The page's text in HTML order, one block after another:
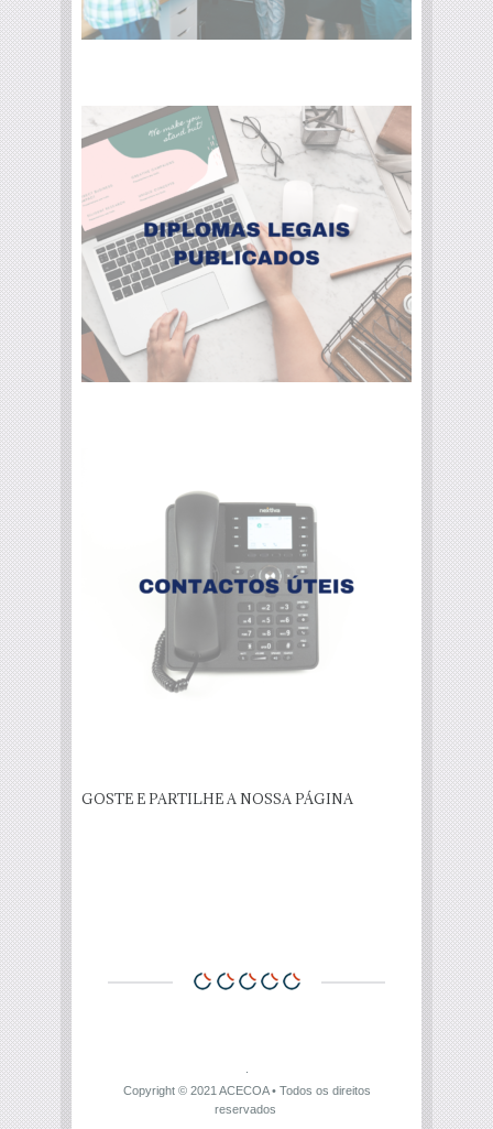
GOSTE E PARTILHE A NOSSA PÁGINA
Copyright © 2021 ACECOA• Todos os direitos
reservados